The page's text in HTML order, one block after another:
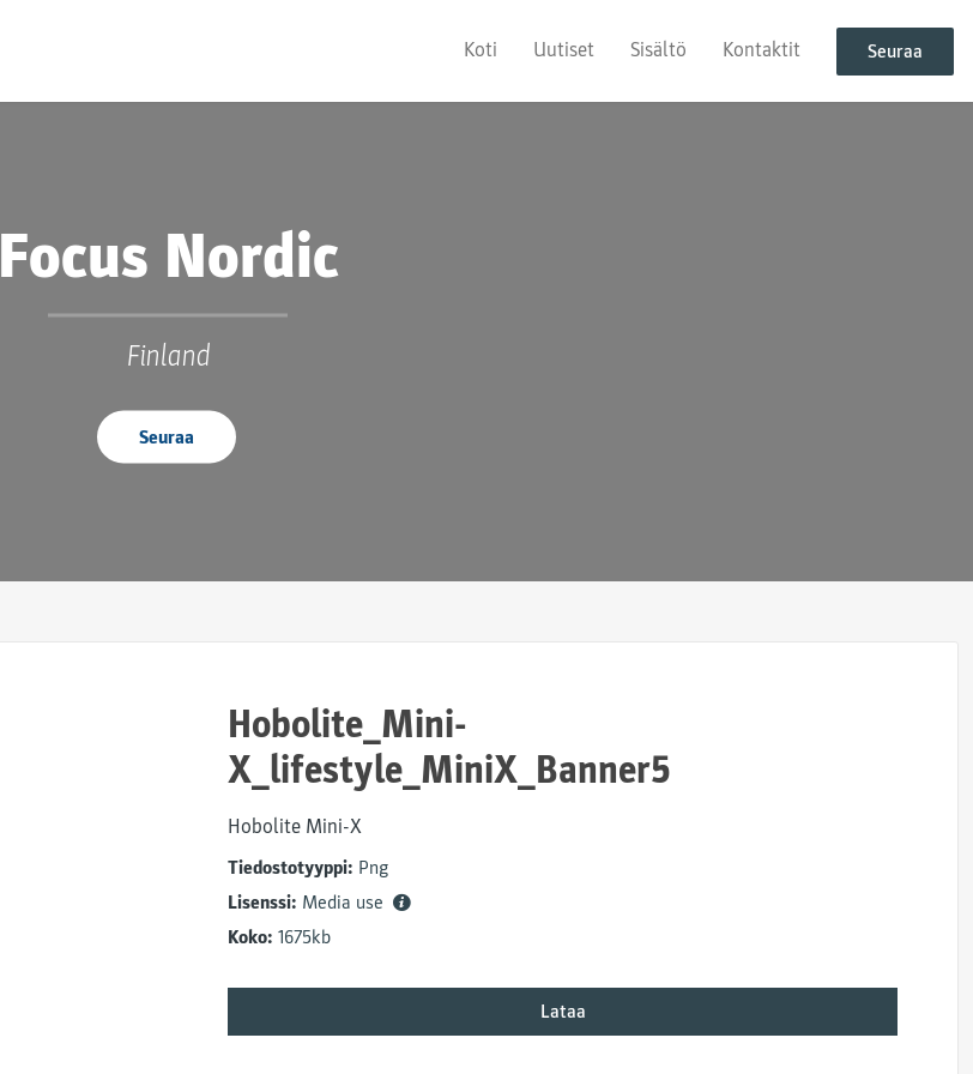
Koti Uutiset Sisältö Kontaktit Seuraa
Focus Nordic
Finland
Seuraa
Hobolite_Mini-
X_lifestyle_MiniX_Banner5
Hobolite Mini-X
Tiedostotyyppi: Png
Lisenssi: Media use
Koko: 1675kb
Lataa